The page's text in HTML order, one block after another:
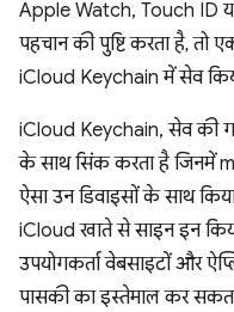
Apple Watch, Touch ID
पहचान की पुष्टि करता है, तो
iCloud Keychain में सेव
iCloud Keychain, सेव की
के साथ सिंक करता है जिनमें
ऐसा उन डिवाइसों के साथ
iCloud खाते से साइन इन
उपयोगकर्ता वेबसाइटों और
पासकी का इस्तेमाल कर